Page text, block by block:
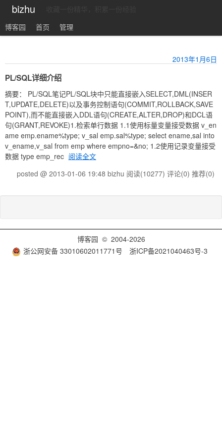
bizhu
博客园
首页 管理
2013年1月6日
PL/SQL详细介绍
摘要： PL/SQL笔记PL/SQL块中只能直接嵌入SELECT,DML(INSER
T,UPDATE,DELETE)以及事务控制语句(COMMIT,ROLLBACK,SAVE
POINT),而不能直接嵌入DDL语句(CREATE,ALTER,DROP)和DCL语
句(GRANT,REVOKE)1.检索单行数据 1.1使用标量变量接受数据 v_en
ame emp.ename%type; v_sal emp.sal%type; select ename,sal into
v_ename,v_sal from emp where empno=&no; 1.2使用记录变量接受
数据 type emp_rec 阅读全文
posted @ 2013-01-06 19:48 bizhu 阅读(10277) 评论(0) 推荐(0)
博客园 © 2004-2026
浙公网安备 33010602011771号
浙ICP备2021040463号-3